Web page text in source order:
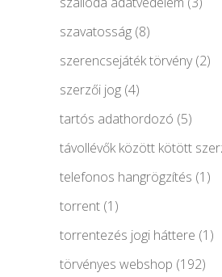
szavatosság (8)
szerencsejáték törvény(2)
szerzői jog (4)
tartós adathordozó (5)
távollévők között kötött
telefonos hangrögzítés (1)
torrent (1)
torrentezés jogi háttere (1)
törvényes webshop (192)